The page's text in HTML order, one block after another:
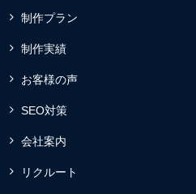
制作プラン
制作実績
お客様の声
SEO対策
会社案内
リクルート